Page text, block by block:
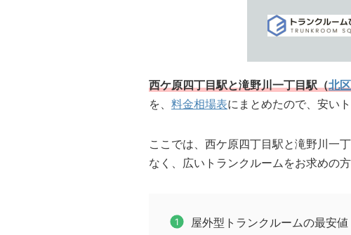
西ケ原四丁目駅と滝野川一丁目駅（北区
を、 料金相場表にまとめたので、安い
ここでは、西ケ原四丁目駅と滝野川一
なく、広いトランクルームをお求めの
屋外型トランクルームの最安